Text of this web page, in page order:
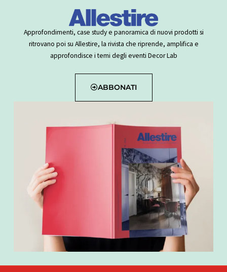
Approfondimenti, case study e panoramica di nuovi prodotti si
ritrovano poi su Allestire, la rivista che riprende, amplifica e
approfondisce i temi degli eventi Decor Lab
ABBONATI